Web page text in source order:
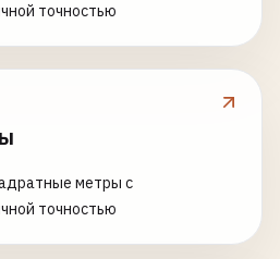
точностью
метры с
точностью